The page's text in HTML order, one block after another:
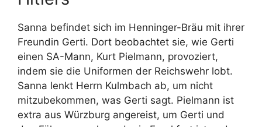
Sanna befindet sich im Henninger-Bräu mit ihrer
Freundin Gerti. Dort beobachtet sie, wie Gerti
einen SA-Mann, Kurt Pielmann, provoziert,
indem sie die Uniformen der Reichswehr lobt.
Sanna lenkt Herrn Kulmbach ab, um nicht
mitzubekommen, was Gerti sagt. Pielmann ist
extra aus Würzburg angereist, um Gerti und